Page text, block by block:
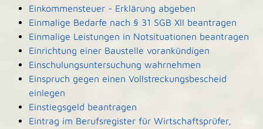
Einkommensteuer - Erklärung abgeben
Einmalige Bedarfe nach § 31 SGB XII beantragen
Einmalige Leistungen in Notsituationen beantragen
Einrichtung einer Baustelle vorankündigen
Einschulungsuntersuchung wahrnehmen
Einspruch gegen einen Vollstreckungsbescheid
einlegen
Einstiegsgeld beantragen
Eintrag im Berufsregister für Wirtschaftsprüfer,